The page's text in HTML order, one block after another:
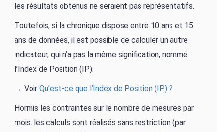
les résultats obtenus ne seraient pas représentatifs.
Toutefois, si la chronique dispose entre 10 ans et 15
ans de données, il est possible de calculer un autre
indicateur, qui n’a pas la même signification, nommé
l’Index de Position (IP).
→ Voir Qu’est-ce que l’Index de Position (IP) ?
Hormis les contraintes sur le nombre de mesures par
mois, les calculs sont réalisés sans restriction (par